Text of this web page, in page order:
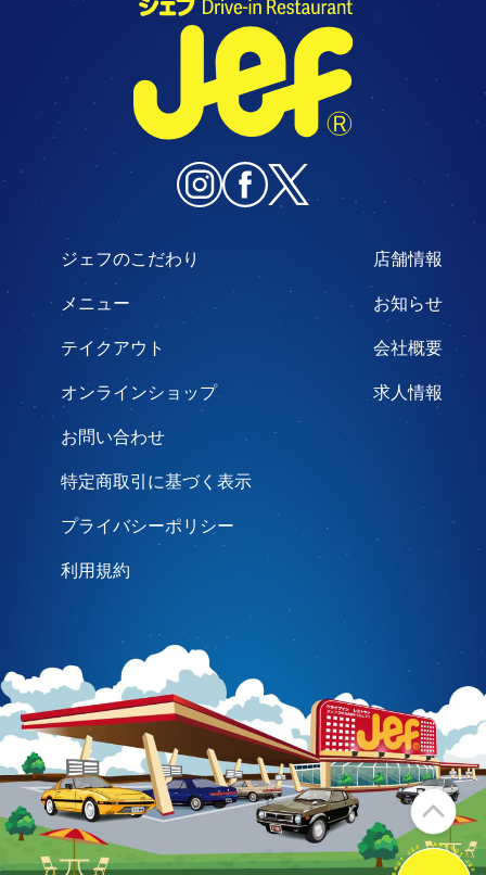
ジェフのこだわり
メニュー
テイクアウト
オンラインショップ
店舗情報
お知らせ
会社概要
求人情報
お問い合わせ
特定商取引に基づく表示
プライバシーポリシー
利用規約